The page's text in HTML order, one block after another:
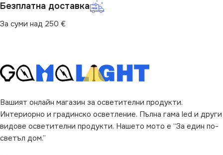
Безплатна доставка
За суми над 250 €
Вашият онлайн магазин за осветителни продукти.
Интериорно и градинско осветление. Пълна гама led и други
видове осветителни продукти. Нашето мото е “За един по-
светъл дом.”